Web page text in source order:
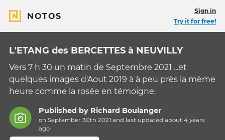
NOTOS
Sign in
Try it for free!
L'ETANG des BERCETTES à NEUVILLY
Vers 7 h 30 un matin de Septembre 2021 ...et
quelques images d'Aout 2019 à à peu près la mème
heure comme la rosée en témoigne.
Published by Richard Boulanger
on September 30th 2021 and last updatedabout 4 years
ago